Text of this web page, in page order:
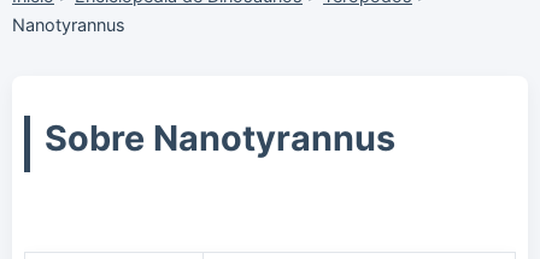
Nanotyrannus
Sobre Nanotyrannus